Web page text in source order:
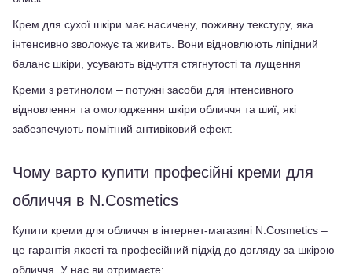
Крем для сухої шкіри має насичену, поживну текстуру, яка
інтенсивно зволожує та живить. Вони відновлюють ліпідний
баланс шкіри, усувають відчуття стягнутості та лущення
Креми з ретинолом – потужні засоби для інтенсивного
відновлення та омолодження шкіри обличчя та шиї, які
забезпечують помітний антивіковий ефект.
Чому варто купити професійні креми для
обличчя в N.Cosmetics
Купити креми для обличчя в інтернет-магазині N.Cosmetics –
це гарантія якості та професійний підхід до догляду за шкірою
обличчя. У нас ви отримаєте: